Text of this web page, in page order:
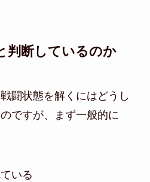
判断しているのか
闘状態を解くにはどうし
ですが、まず一般的に
いる